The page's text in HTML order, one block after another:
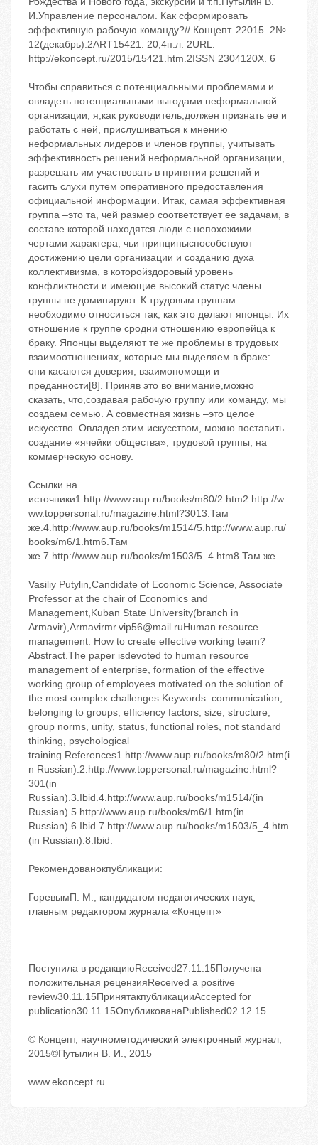
И.Управление персоналом. Как сформировать
эффективную рабочую команду?// Концепт. 22015. 2№
12(декабрь).2ART15421. 20,4п.л. 2URL:
http://ekoncept.ru/2015/15421.htm.2ISSN 2304120X. 6
Чтобы справиться с потенциальными проблемами и
овладеть потенциальными выгодами неформальной
организации, я,как руководитель,должен признать ее и
работать с ней, прислушиваться к мнению
неформальных лидеров и членов группы, учитывать
эффективность решений неформальной организации,
разрешать им участвовать в принятии решений и
гасить слухи путем оперативного предоставления
официальной информации. Итак, самая эффективная
группа –это та, чей размер соответствует ее задачам, в
составе которой находятся люди с непохожими
чертами характера, чьи принципыспособствуют
достижению цели организации и созданию духа
коллективизма, в которойздоровый уровень
конфликтности и имеющие высокий статус члены
группы не доминируют. К трудовым группам
необходимо относиться так, как это делают японцы. Их
отношение к группе сродни отношению европейца к
браку. Японцы выделяют те же проблемы в трудовых
взаимоотношениях, которые мы выделяем в браке:
они касаются доверия, взаимопомощи и
преданности[8]. Приняв это во внимание,можно
сказать, что,создавая рабочую группу или команду, мы
создаем семью. А совместная жизнь –это целое
искусство. Овладев этим искусством, можно поставить
создание «ячейки общества», трудовой группы, на
коммерческую основу.
Ссылки на
источники1.http://www.aup.ru/books/m80/2.htm2.http://w
ww.toppersonal.ru/magazine.html?3013.Там
же.4.http://www.aup.ru/books/m1514/5.http://www.aup.ru/
books/m6/1.htm6.Там
же.7.http://www.aup.ru/books/m1503/5_4.htm8.Там же.
Vasiliy Putylin,Candidate of Economic Science, Associate
Professor at the chair of Economics and
Management,Kuban State University(branch in
Armavir),Armavirmr.vip56@mail.ruHuman resource
management. How to create effective working team?
Abstract.The paper isdevoted to human resource
management of enterprise, formation of the effective
working group of employees motivated on the solution of
the most complex challenges.Keywords: communication,
belonging to groups, efficiency factors, size, structure,
group norms, unity, status, functional roles, not standard
thinking, psychological
training.References1.http://www.aup.ru/books/m80/2.htm(i
n Russian).2.http://www.toppersonal.ru/magazine.html?
301(in
Russian).3.Ibid.4.http://www.aup.ru/books/m1514/(in
Russian).5.http://www.aup.ru/books/m6/1.htm(in
Russian).6.Ibid.7.http://www.aup.ru/books/m1503/5_4.htm
(in Russian).8.Ibid.
Рекомендованокпубликации:
ГоревымП. М., кандидатом педагогических наук,
главным редактором журнала «Концепт»
Поступила в редакциюReceived27.11.15Получена
положительная рецензияReceived a positive
review30.11.15ПринятакпубликацииAccepted for
publication30.11.15ОпубликованаPublished02.12.15
© Концепт, научнометодический электронный журнал,
2015©Путылин В. И., 2015
www.ekoncept.ru